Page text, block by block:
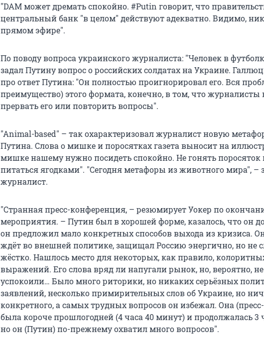
"DAM может дремать спокойно. #Putin говорит, что
центральный банк "в целом" действуют адекватно. Видимо,
прямом эфире".
По поводу вопроса украинского журналиста: "Человек в
задал Путину вопрос о российских солдатах на Украине.
про ответ Путина: "Он полностью проигнорировал его. Вся
преимущество) этого формата, конечно, в том, что журналисты
прервать его или повторить вопросы".
"Animal-based" – так охарактеризовал журналист новую
Путина. Слова о мишке и поросятках газета выносит на
мишке нашему нужно посидеть спокойно. Не гонять поросяток
питаться ягодками". "Сегодня метафоры из животного мира", –
журналист.
"Странная пресс-конференция, – резюмирует Уокер по
мероприятия. – Путин был в хорошей форме, казалось, что он
он предложил мало конкретных способов выхода из кризиса. Он
ждёт во внешней политике, защищал Россию энергично, но не
жёстко. Нашлось место для некоторых, как правило,
выражений. Его слова вряд ли напугали рынок, но, вероятно, не
успокоили… Было много риторики, но никаких серьёзных
заявлений, несколько примирительных слов об Украине, но
конкретного, а самых трудных вопросов он избежал. Она
была короче прошлогодней (4 часа 40 минут) и продолжалась 3
но он (Путин) по-прежнему охватил много вопросов".